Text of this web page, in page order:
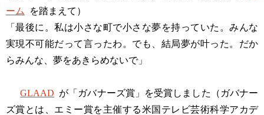
ーム
を踏まえて）
「最後に。私は小さな町で小さな夢を持っていた。みんな
実現不可能だって言ったわ。でも、結局夢が叶った。だか
らみんな、夢をあきらめないで」
GLAAD が「ガバナーズ賞」を受賞しました（ガバナー
ズ賞とは、エミー賞を主催する米国テレビ芸術科学アカデ